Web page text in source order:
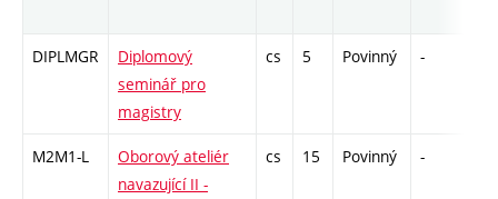
DIPLMGR
Diplomový
seminář pro
magistry
cs 5 Povinný -
M2M1-L
Oborový ateliér
navazující II -
cs 15 Povinný -